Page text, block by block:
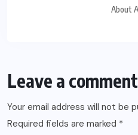
About
Leave a comment
Your email address will not be
Required fields are marked *